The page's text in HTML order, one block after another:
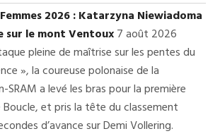
2026 : Katarzyna Niewiadoma
sur le mont Ventoux7 août 2026
pleine de maîtrise sur les pentes du
», la coureuse polonaise de la
a levé les bras pour la première
Boucle, et pris la tête du classement
d’avance sur Demi Vollering.